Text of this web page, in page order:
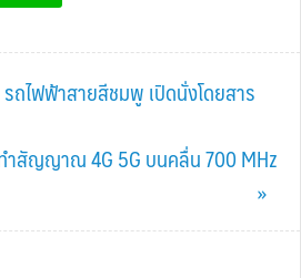
ถไฟฟ้าสายสีชมพู เปิดนั่งโดยสาร
ทำสัญญาณ 4G 5G บนคลื่น 700 MHz
»